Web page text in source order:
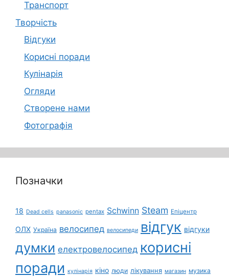
Транспорт
Творчість
Відгуки
Корисні поради
Кулінарія
Огляди
Створене нами
Фотографія
Позначки
18 Dead cells panasonic pentax Schwinn Steam Епіцентр
ОЛХ Україна велосипед велосипеди відгук відгуки
думки електровелосипед корисні
поради кулінарія кіно люди лікування магазин музика